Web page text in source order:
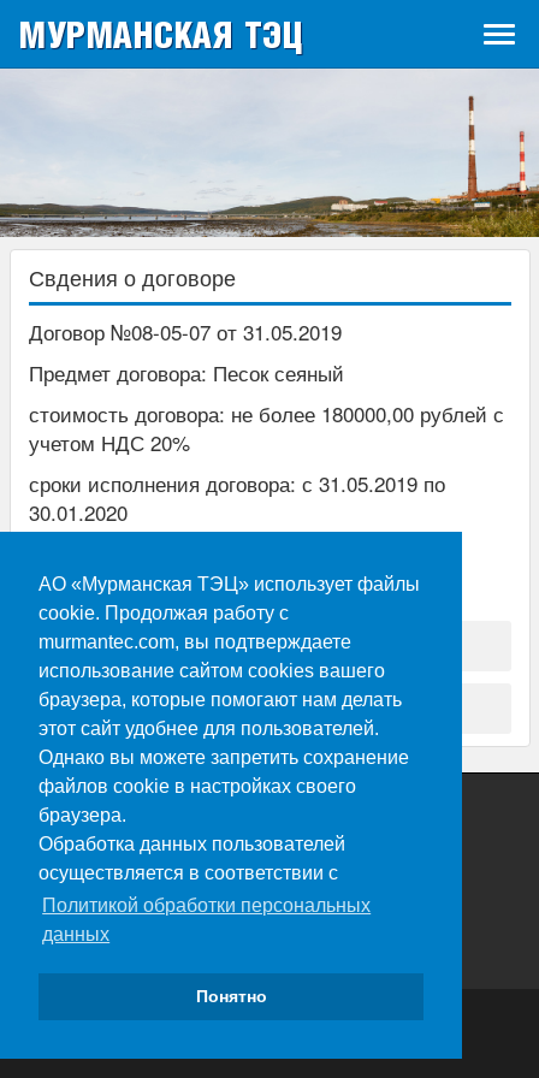
АО «Мурманская ТЭЦ» использует файлы
cookie. Продолжая работу с
murmantec.com, вы подтверждаете
использование сайтом cookies вашего
браузера, которые помогают нам делать
этот сайт удобнее для пользователей.
Однако вы можете запретить сохранение
файлов cookie в настройках своего
браузера.
Обработка данных пользователей
осуществляется в соответствии с
Политикой обработки персональных
данных
Понятно
МУРМАНСКАЯ ТЭЦ
Свдения о договоре
Договор №08-05-07 от 31.05.2019
Предмет договора: Песок сеяный
стоимость договора: не более 180000,00 рублей с
учетом НДС 20%
сроки исполнения договора: с 31.05.2019 по
30.01.2020
Позиция плана: 169
Ошибка на сайте.docx
263 (ф).pdf